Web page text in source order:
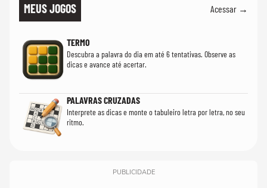
MEUS JOGOS Acessar →
TERMO
Descubra a palavra do dia em até 6 tentativas. Observe as
dicas e avance até acertar.
PALAVRAS CRUZADAS
Interprete as dicas e monte o tabuleiro letra por letra, no seu
ritmo.
PUBLICIDADE